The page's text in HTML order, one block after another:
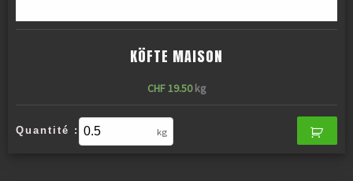
KÖFTE MAISON
CHF19.50 kg
Quantité : kg